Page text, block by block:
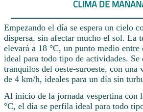
CLIMA DE
Empezando el día se espera un cielo
dispersa, sin afectar mucho el sol. La
elevará a 18 °C, un punto medio
ideal para todo tipo de actividades. Se
tranquilos del oeste-suroeste, con una
de 4 km/h, ideales para un día sin
Al inicio de la jornada vespertina con
°C, el día se perfila ideal para todo